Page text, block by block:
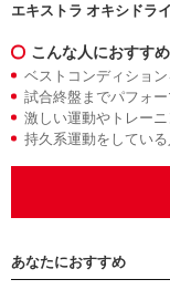
エキストラ オキシドラ
こんな人におすすめ
ベストコンディション
試合終盤までパフォ
激しい運動やトレー
持久系運動をしている
あなたにおすすめ